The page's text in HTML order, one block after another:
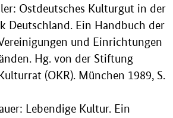
Ostdeutsches Kulturgut in der
Deutschland. Ein Handbuch der
und Einrichtungen
Hg. von der Stiftung
(OKR). München 1989, S.
Lebendige Kultur. Ein